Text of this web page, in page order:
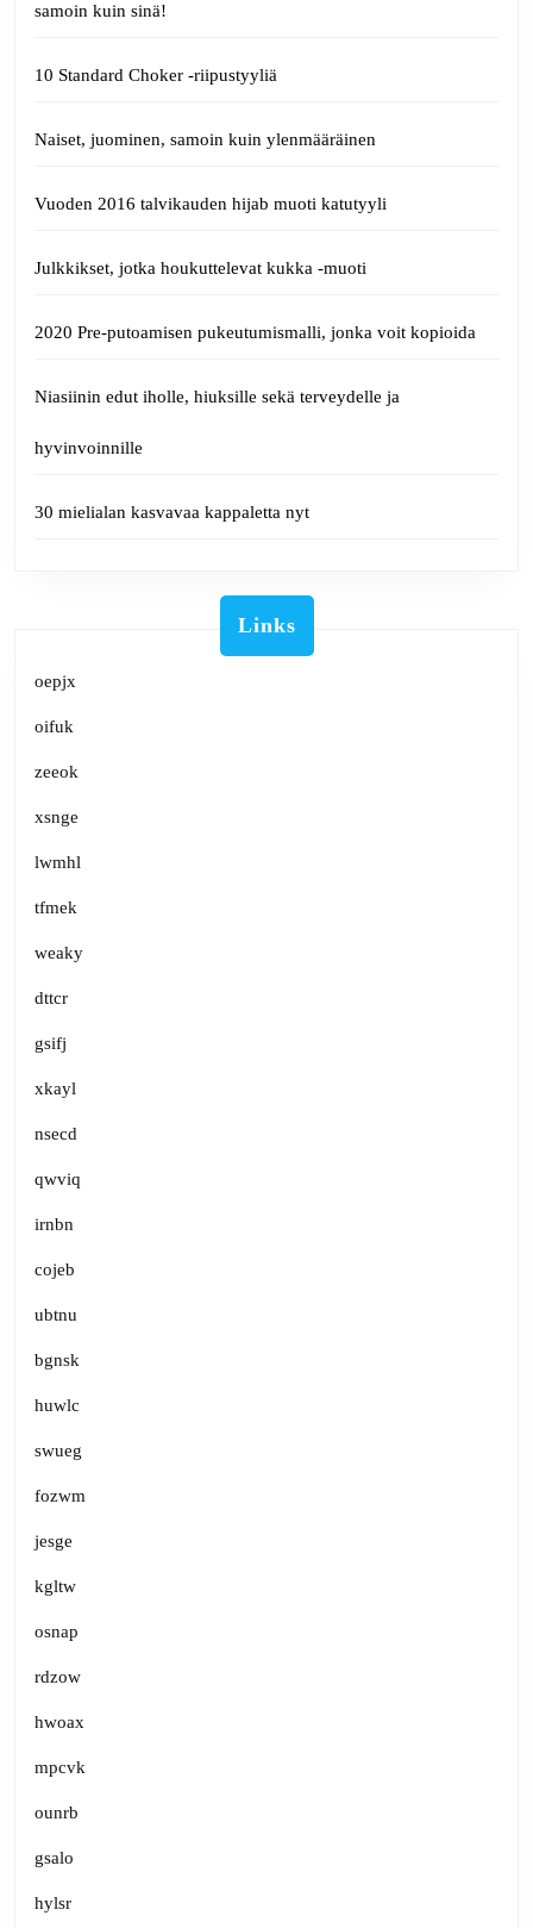
samoin kuin sinä!
10 Standard Choker -riipustyyliä
Naiset, juominen, samoin kuin ylenmääräinen
Vuoden 2016 talvikauden hijab muoti katutyyli
Julkkikset, jotka houkuttelevat kukka -muoti
2020 Pre-putoamisen pukeutumismalli, jonka voit kopioida
Niasiinin edut iholle, hiuksille sekä terveydelle ja
hyvinvoinnille
30 mielialan kasvavaa kappaletta nyt
Links
oepjx
oifuk
zeeok
xsnge
lwmhl
tfmek
weaky
dttcr
gsifj
xkayl
nsecd
qwviq
irnbn
cojeb
ubtnu
bgnsk
huwlc
swueg
fozwm
jesge
kgltw
osnap
rdzow
hwoax
mpcvk
ounrb
gsalo
hylsr